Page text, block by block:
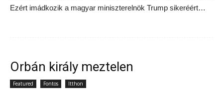
Ezért imádkozik a magyar miniszterelnök Trump sikeréért…
Orbán király meztelen
Featured Fontos Itthon